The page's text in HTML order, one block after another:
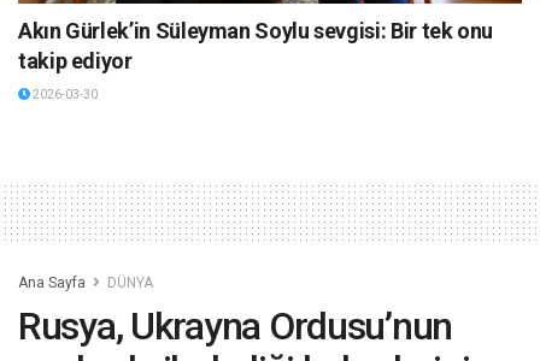
Akın Gürlek’in Süleyman Soylu sevgisi: Bir tek onu
takip ediyor
2026-03-30
Ana Sayfa DÜNYA
Rusya, Ukrayna Ordusu’nun